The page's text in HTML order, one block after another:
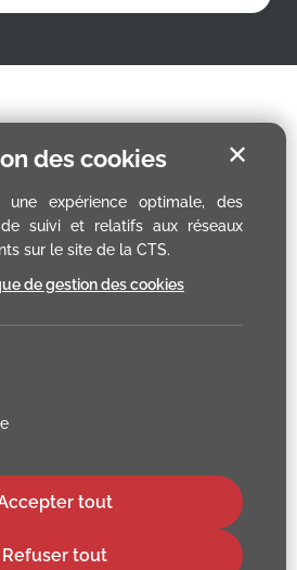
des cookies
expérience optimale, des
suivi et relatifs aux réseaux
sur le site de la CTS.
de gestion des cookies
Refuser tout
tout
✕